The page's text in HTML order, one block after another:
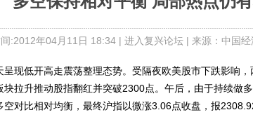
:2012年04月11日 18:34 | 进入复兴论坛| 来源：中国经
低开高走震荡整理态势。受隔夜欧美股市下跌影响，
块拉升推动股指翻红并突破2300点。午后，由于持续做
空对比相对均衡，最终沪指以微涨3.06点收盘，报